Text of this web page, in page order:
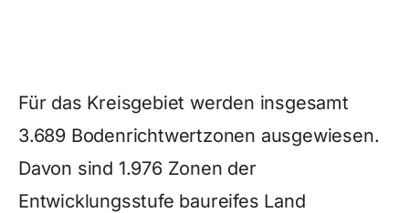
Für das Kreisgebiet werden insgesamt
3.689 Bodenrichtwertzonen ausgewiesen.
Davon sind 1.976 Zonen der
Entwicklungsstufe baureifes Land